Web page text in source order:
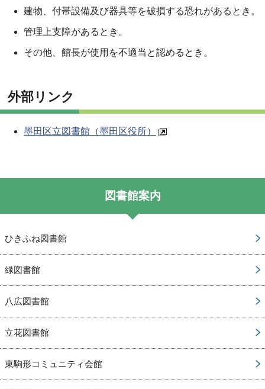
建物、付帯設備及び器具等を破損する恐れがあるとき。
管理上支障があるとき。
その他、館長が使用を不適当と認めるとき。
外部リンク
墨田区立図書館（墨田区役所）
図書館案内
ひきふね図書館
緑図書館
八広図書館
立花図書館
東駒形コミュニティ会館